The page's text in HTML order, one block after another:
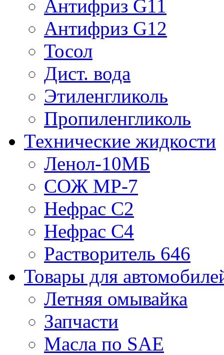
Антифриз G11
Антифриз G12
Тосол
Дист. вода
Этиленгликоль
Пропиленгликоль
Технические жидкости
Ленол-10МБ
СОЖ МР-7
Нефрас С2
Нефрас С4
Растворитель 646
Товары для
Летняя омывайка
Запчасти
Масла по SAE